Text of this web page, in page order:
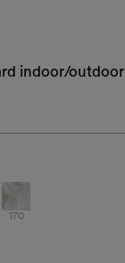
indoor/outdoor
170